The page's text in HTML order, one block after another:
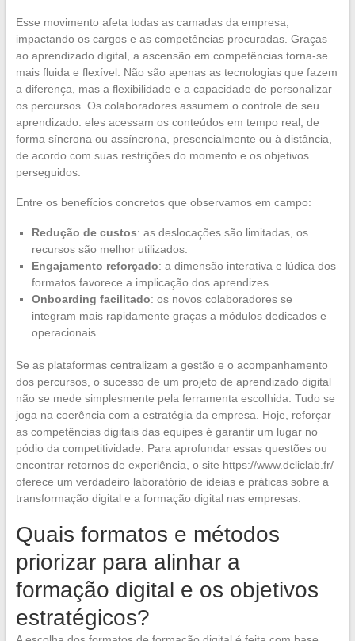
Esse movimento afeta todas as camadas da empresa,
impactando os cargos e as competências procuradas. Graças
ao aprendizado digital, a ascensão em competências torna-se
mais fluida e flexível. Não são apenas as tecnologias que fazem
a diferença, mas a flexibilidade e a capacidade de personalizar
os percursos. Os colaboradores assumem o controle de seu
aprendizado: eles acessam os conteúdos em tempo real, de
forma síncrona ou assíncrona, presencialmente ou à distância,
de acordo com suas restrições do momento e os objetivos
perseguidos.
Entre os benefícios concretos que observamos em campo:
Redução de custos: as deslocações são limitadas, os
recursos são melhor utilizados.
Engajamento reforçado: a dimensão interativa e lúdica dos
formatos favorece a implicação dos aprendizes.
Onboarding facilitado: os novos colaboradores se
integram mais rapidamente graças a módulos dedicados e
operacionais.
Se as plataformas centralizam a gestão e o acompanhamento
dos percursos, o sucesso de um projeto de aprendizado digital
não se mede simplesmente pela ferramenta escolhida. Tudo se
joga na coerência com a estratégia da empresa. Hoje, reforçar
as competências digitais das equipes é garantir um lugar no
pódio da competitividade. Para aprofundar essas questões ou
encontrar retornos de experiência, o site https://www.dcliclab.fr/
oferece um verdadeiro laboratório de ideias e práticas sobre a
transformação digital e a formação digital nas empresas.
Quais formatos e métodos
priorizar para alinhar a
formação digital e os objetivos
estratégicos?